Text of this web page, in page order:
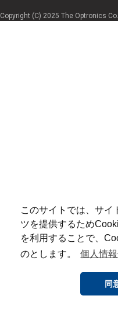
このサイトでは、サイ
ツを提供するため
を利用することで、
のとします。
個人情
同
Copyright (C) 2025 The Optronics